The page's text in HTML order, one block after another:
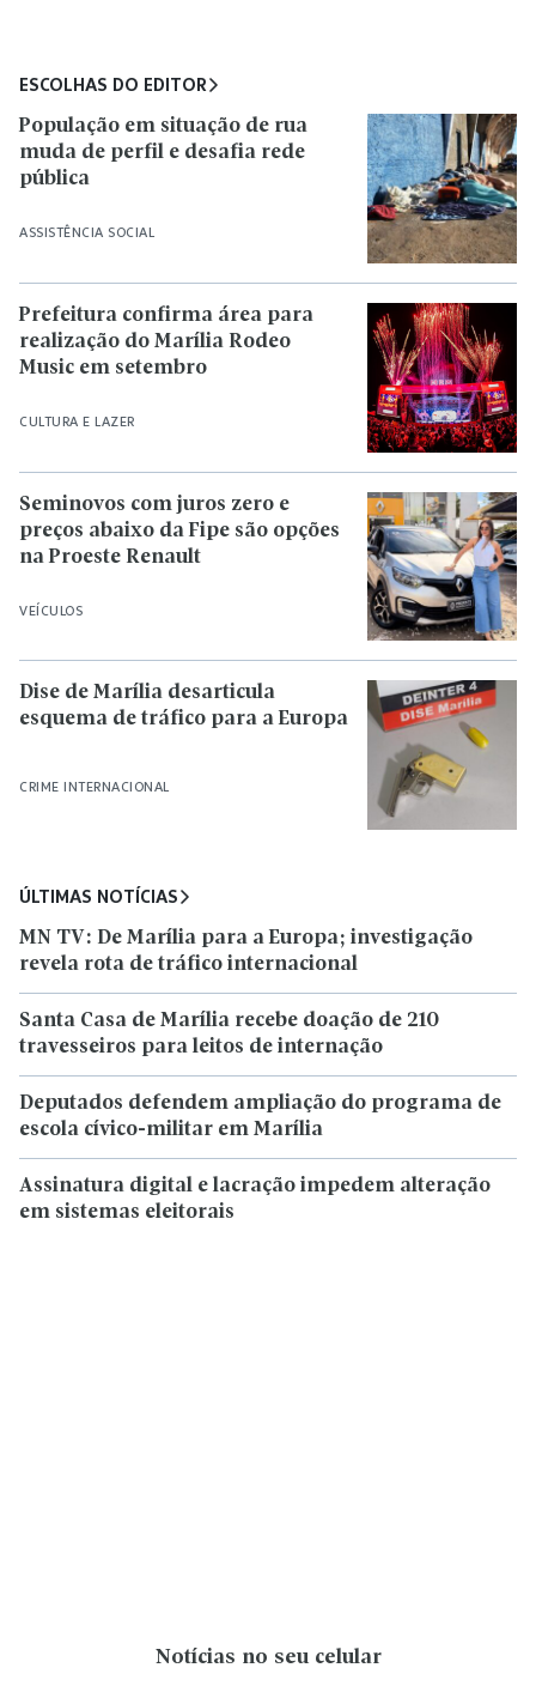
ESCOLHAS DO EDITOR
ASSISTÊNCIA SOCIAL
População em situação de rua
muda de perfil e desafia rede
pública
CULTURA E LAZER
Prefeitura confirma área para
realização do Marília Rodeo
Music em setembro
VEÍCULOS
Seminovos com juros zero e
preços abaixo da Fipe são opções
na Proeste Renault
CRIME INTERNACIONAL
Dise de Marília desarticula
esquema de tráfico para a Europa
ÚLTIMAS NOTÍCIAS
MN TV: De Marília para a Europa; investigação
revela rota de tráfico internacional
Santa Casa de Marília recebe doação de 210
travesseiros para leitos de internação
Deputados defendem ampliação do programa de
escola cívico-militar em Marília
Assinatura digital e lacração impedem alteração
em sistemas eleitorais
Notícias no seu celular